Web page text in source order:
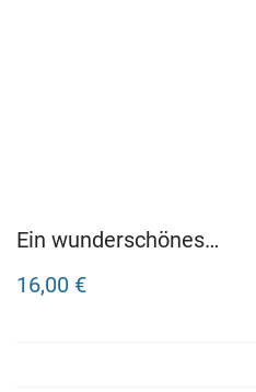
Ein wunderschönes
16,00 €